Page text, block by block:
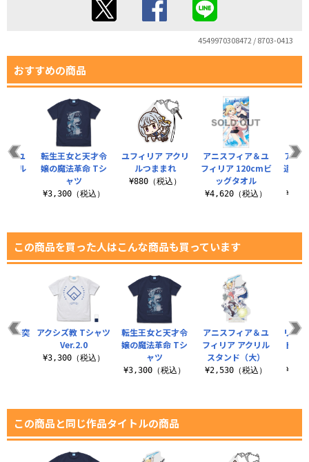
4549970308472 / 8703-0413
おすすめの商品
ユフィリア アクリ
ルつままれ
¥880（税込）
アニスフィア＆ユ
フィリア 120cmビ
ッグタオル
¥4,620（税込）
アニ
道具
＆ユ
リル
転生王女と天才令
嬢の魔法革命 Tシ
ャツ
¥3,300（税込）
この商品を買った人はこんな商品も買っています
転生王女と天才令
嬢の魔法革命 Tシ
ャツ
¥3,300（税込）
アニスフィア＆ユ
フィリア アクリル
スタンド（大）
¥2,530（税込）
リコ
ト カ
て唐突
アクシズ教 Tシャツ
Ver.2.0
¥3,300（税込）
この商品と同じ作品タイトルの商品